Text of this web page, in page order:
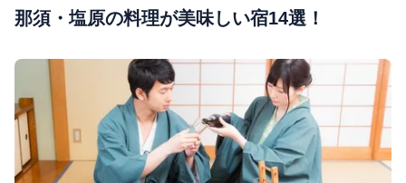
那須・塩原の料理が美味しい宿14選！